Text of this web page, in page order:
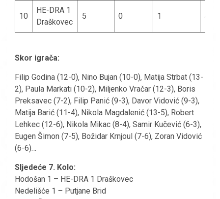
10
HE-DRA 1
Draškovec
5 0 1 4
Skor igrača:
Filip Godina (12-0), Nino Bujan (10-0), Matija Strbat (13-
2), Paula Markati (10-2), Miljenko Vračar (12-3), Boris
Preksavec (7-2), Filip Panić (9-3), Davor Vidović (9-3),
Matija Barić (11-4), Nikola Magdalenić (13-5), Robert
Lehkec (12-6), Nikola Mikac (8-4), Samir Kučević (6-3),
Eugen Šimon (7-5), Božidar Krnjoul (7-6), Zoran Vidović
(6-6)…
Sljedeće 7. Kolo:
Hodošan 1 – HE-DRA 1 Draškovec
Nedelišće 1 – Putjane Brid